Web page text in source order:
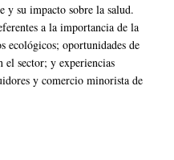
y su impacto sobre la salud.
a la importancia de la
ecológicos; oportunidades de
sector; y experiencias
y comercio minorista de